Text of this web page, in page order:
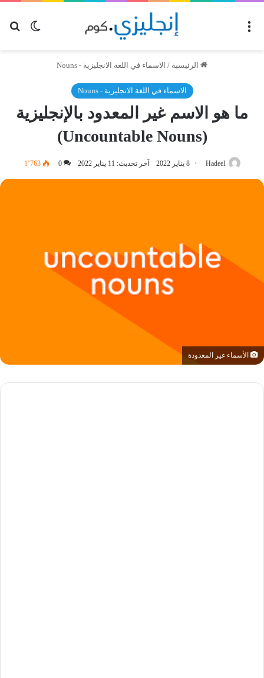
الوضع
الرئيسية / الاسماء في اللغة الانجليزية - Nouns
الاسماء في اللغة الانجليزية - Nouns
ما هو الاسم غير المعدود بالإنجليزية
(Uncountable Nouns)
Hadeel 8 يناير 2022 آخر تحديث: 11 يناير 2022 0 1٬763
الأسماء غير المعدودة